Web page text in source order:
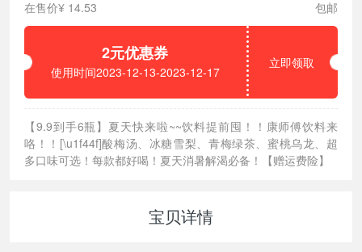
在售价¥ 14.53
包邮
2元优惠券
使用时间2023-12-13-2023-12-17
立即领取
【9.9到手6瓶】夏天快来啦~~饮料提前囤！！康师傅饮料来
咯！！[\u1f44f]酸梅汤、冰糖雪梨、青梅绿茶、蜜桃乌龙、超
多口味可选！每款都好喝！夏天消暑解渴必备！【赠运费险】
宝贝详情